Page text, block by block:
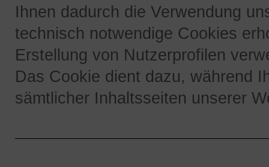
Ihnen dadurch die Verwendung
technisch notwendige Cookies
Erstellung von Nutzerprofilen
Das Cookie dient dazu, während
sämtlicher Inhaltsseiten unserer